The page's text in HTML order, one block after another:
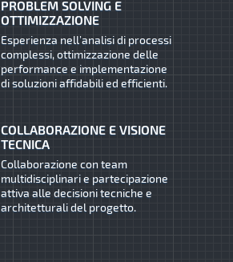
PROBLEM SOLVING E
OTTIMIZZAZIONE
Esperienza nell’analisi di processi
complessi, ottimizzazione delle
performance e implementazione
di soluzioni affidabili ed efficienti.
COLLABORAZIONE E VISIONE
TECNICA
Collaborazione con team
multidisciplinari e partecipazione
attiva alle decisioni tecniche e
architetturali del progetto.